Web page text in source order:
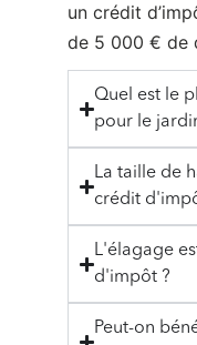
un crédit
de 5 000 € de
Quel est le
pour le
La taille de
crédit
L'élagage
d'impôt ?
Peut-on